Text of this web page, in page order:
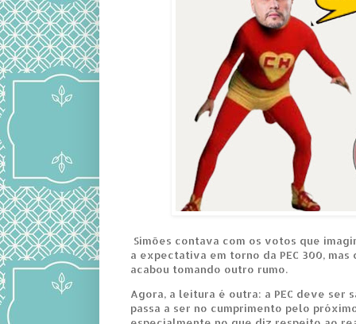
Simões contava com os votos que
a expectativa em torno da PEC 300,
acabou tomando outro rumo.
Agora, a leitura é outra: a PEC deve ser
passa a ser no cumprimento pelo